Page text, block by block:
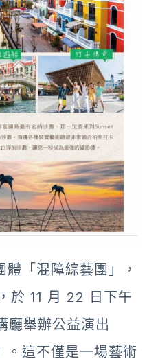
「混障綜藝團」，
於 11 月 22 日下午
廳舉辦公益演出
。這不僅是一場藝術